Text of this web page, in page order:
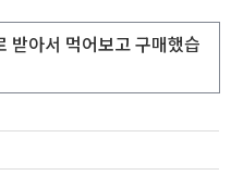
받아서 먹어보고 구매했습